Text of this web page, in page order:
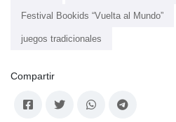
Festival Bookids “Vuelta al Mundo”
juegos tradicionales
Compartir